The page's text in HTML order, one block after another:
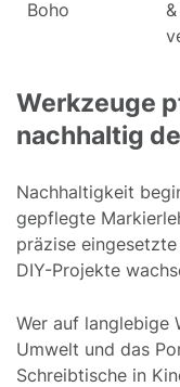
Boho
&
Werkzeuge
nachhaltig
Nachhaltigkeit
gepflegte
präzise
DIY-Projekte
Wer auf langlebige
Umwelt und das
Schreibtische in